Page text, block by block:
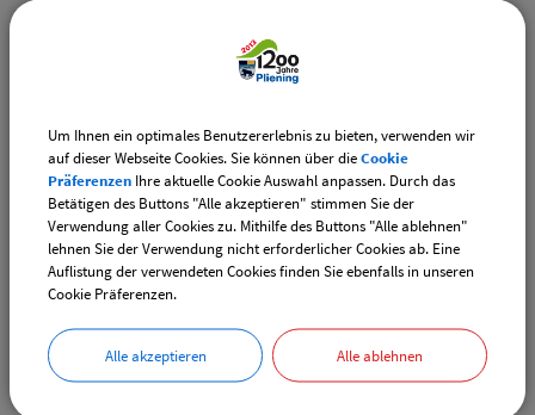
Gemeinde Pliening
Geltinger Str. 18
85652 Pliening
Den gewählten Termin als VCS-Kalenderdatei
Den gewählten Termin als iCal-Kalenderdatei
Drucken
Um Ihnen ein optimales Benutzererlebnis zu bieten, verwenden wir
auf dieser Webseite Cookies. Sie können über dieCookie
Präferenzen Ihre aktuelle Cookie Auswahl anpassen. Durch das
Betätigen des Buttons "Alle akzeptieren" stimmen Sie der
Verwendung aller Cookies zu. Mithilfe des Buttons "Alle ablehnen"
lehnen Sie der Verwendung nicht erforderlicher Cookies ab. Eine
Auflistung der verwendeten Cookies finden Sie ebenfalls in unseren
Cookie Präferenzen.
Alle akzeptieren Alle ablehnen